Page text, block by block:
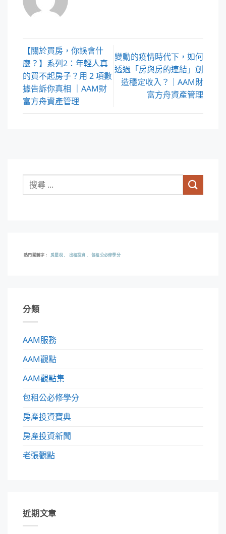
【關於買房，你誤會什
麼？】系列2：年輕人真
的買不起房子？用 2 項數
據告訴你真相 ｜AAM財
富方舟資產管理
變動的疫情時代下，如何
透過「房與房的連結」創
造穩定收入？｜AAM財
富方舟資產管理
熱門關鍵字 房屋稅 出租投資 包租公必修學分
分類
AAM服務
AAM觀點
AAM觀點集
包租公必修學分
房產投資寶典
房產投資新聞
老張觀點
近期文章